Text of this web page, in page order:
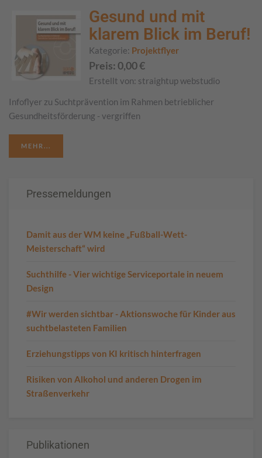
Gesund und mit
klarem Blick im Beruf!
Kategorie: Projektflyer
Preis: 0,00€
Erstellt von: straightup webstudio
Infoflyer zu Suchtprävention im Rahmen betrieblicher
Gesundheitsförderung - vergriffen
MEHR...
Pressemeldungen
Damit aus der WM keine „Fußball-Wett-
Meisterschaft“ wird
Suchthilfe - Vier wichtige Serviceportale in neuem
Design
#Wir werden sichtbar - Aktionswoche für Kinder aus
suchtbelasteten Familien
Erziehungstipps von KI kritisch hinterfragen
Risiken von Alkohol und anderen Drogen im
Straßenverkehr
Publikationen